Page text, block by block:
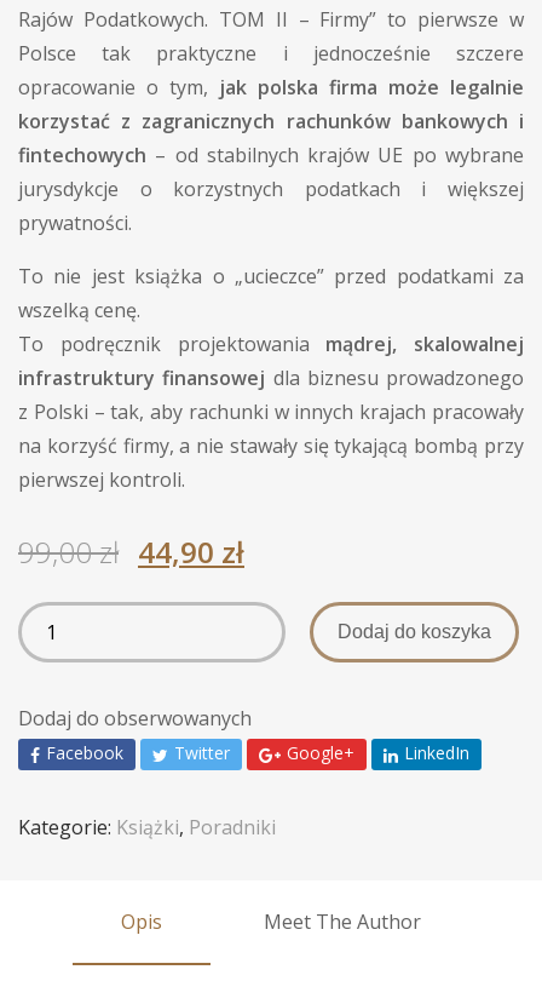
Rajów Podatkowych. TOM II – Firmy” to pierwsze w
Polsce tak praktyczne i jednocześnie szczere
opracowanie o tym, jak polska firma może legalnie
korzystać z zagranicznych rachunków bankowych i
fintechowych – od stabilnych krajów UE po wybrane
jurysdykcje o korzystnych podatkach i większej
prywatności.
To nie jest książka o „ucieczce” przed podatkami za
wszelką cenę.
To podręcznik projektowania mądrej, skalowalnej
infrastruktury finansowej dla biznesu prowadzonego
z Polski – tak, aby rachunki w innych krajach pracowały
na korzyść firmy, a nie stawały się tykającą bombą przy
pierwszej kontroli.
99,00zł 44,90 zł
Dodaj do koszyka
Dodaj do obserwowanych
Facebook Twitter Google+ LinkedIn
Kategorie: Książki, Poradniki
Opis Meet The Author